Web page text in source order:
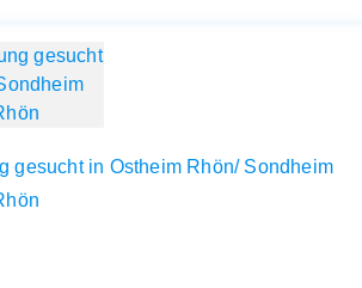
gesucht in Ostheim Rhön/ Sondheim